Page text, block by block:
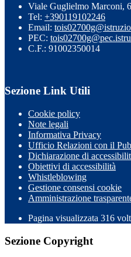
Viale Guglielmo Marconi,
Tel: +390119102246
Email:
PEC:
C.F.: 91002350014
Sezione Link Utili
Cookie policy
Note legali
Informativa Privacy
Ufficio Relazioni con il
Dichiarazione di
Obiettivi di accessibilità
Whistleblowing
Gestione consensi cookie
Amministrazione
Pagina visualizzata 316
Sezione Copyright